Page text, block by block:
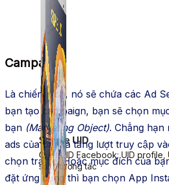
Simple UID
Quét UID Facebook: UID profile,
sách tương tác
Campaign
Là chiến dịch, nó sẽ chứa các Ad
bạn tạo campaign, bạn sẽ chọn
bạn (Marketing Object). Chẳng
ads của bạn là tăng lượt truy cập
chọn traffic. Hoặc mục đích của
đặt ứng dụng thì bạn chọn App